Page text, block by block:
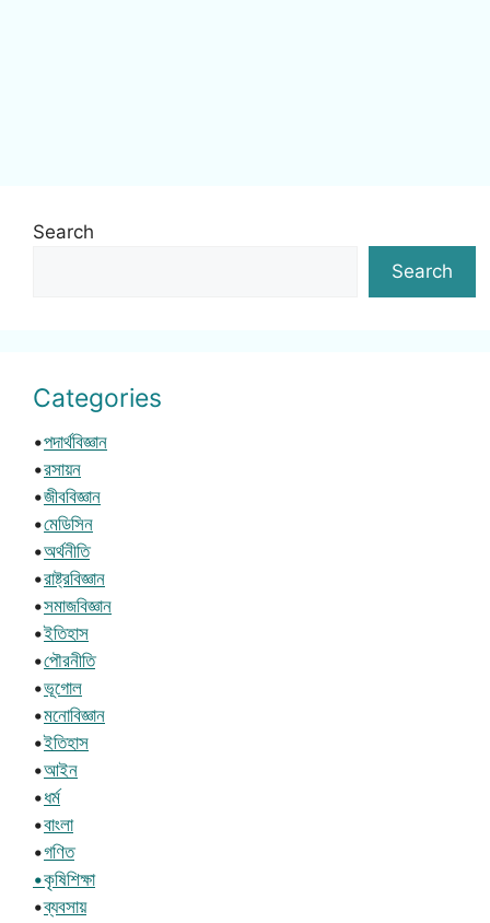
Search
Search
Categories
•পদার্থবিজ্ঞান
•রসায়ন
•জীববিজ্ঞান
•মেডিসিন
•অর্থনীতি
•রাষ্ট্রবিজ্ঞান
•সমাজবিজ্ঞান
•ইতিহাস
•পৌরনীতি
•ভূগোল
•মনোবিজ্ঞান
•ইতিহাস
•আইন
•ধর্ম
•বাংলা
•গণিত
•কৃষিশিক্ষা
•ব্যবসায়